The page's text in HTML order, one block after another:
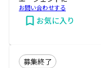
お問い合わせする
お気に入り
募集終了